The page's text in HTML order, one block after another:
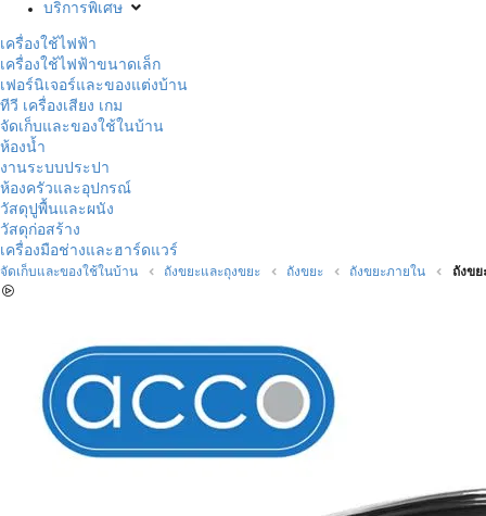
บริการพิเศษ
เครื่องใช้ไฟฟ้า
เครื่องใช้ไฟฟ้าขนาดเล็ก
เฟอร์นิเจอร์และของแต่งบ้าน
ทีวี เครื่องเสียง เกม
จัดเก็บและของใช้ในบ้าน
ห้องน้ำ
งานระบบประปา
ห้องครัวและอุปกรณ์
วัสดุปูพื้นและผนัง
วัสดุก่อสร้าง
เครื่องมือช่างและฮาร์ดแวร์
จัดเก็บและของใช้ในบ้าน ถังขยะและถุงขยะ ถังขยะ ถังขยะภายใน ถังขย